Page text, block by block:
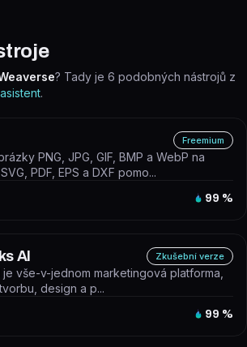
? Tady je 6 podobných nástrojů z
.
Freemium
PNG, JPG, GIF, BMP a WebP na
PDF, EPS a DXF pomo...
99 %
AI Zkušební verze
vše-v-jednom marketingová platforma,
design a p...
99 %